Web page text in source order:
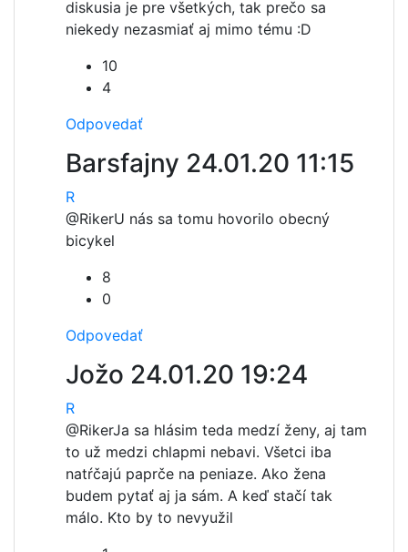
diskusia je pre všetkých, tak prečo sa
niekedy nezasmiať aj mimo tému :D
10
4
Odpovedať
Barsfajny 24.01.20 11:15
R
@RikerU nás sa tomu hovorilo obecný
bicykel
8
0
Odpovedať
Jožo 24.01.20 19:24
R
@RikerJa sa hlásim teda medzí ženy, aj tam
to už medzi chlapmi nebavi. Všetci iba
natŕčajú paprče na peniaze. Ako žena
budem pytať aj ja sám. A keď stačí tak
málo. Kto by to nevyužil